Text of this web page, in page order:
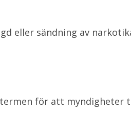
eller sändning av
för att myndigheter